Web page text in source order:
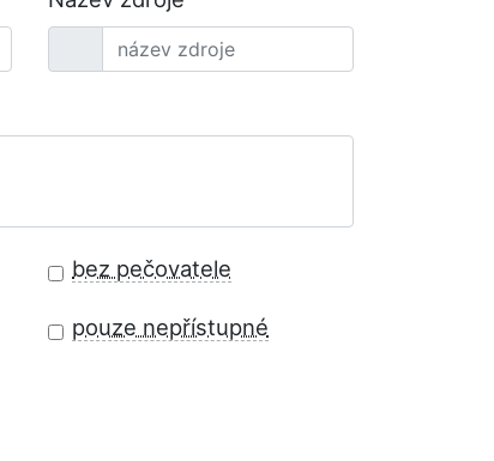
bez pečovatele
pouze nepřístupné